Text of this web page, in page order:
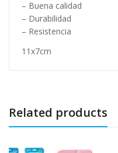
– Buena calidad
– Durabilidad
– Resistencia
11x7cm
Related products